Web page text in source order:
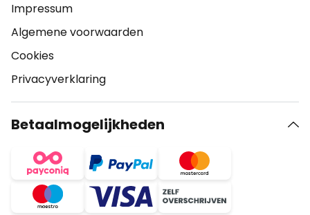
Impressum
Algemene voorwaarden
Cookies
Privacyverklaring
Betaalmogelijkheden